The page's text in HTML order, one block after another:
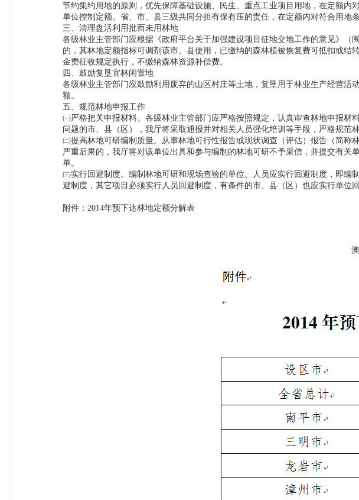
节约集约用地的原则，优先保障基础设施、民生、重点工业项目用地，在定额
单位控制定额。省、市、县三级共同分担有保有压的责任，在定额内对符合用地
三、清理盘活利用批而未用林地
各级林业主管部门应根据《政府平台关于加强建设项目征地交地工作的意见》
的，其林地定额指标可调剂该市、县使用，已缴纳的森林植被恢复费可抵扣或结
金费征收规定执行，不缴纳森林资源补偿费。
四、鼓励复垦宜林闲置地
各级林业主管部门应鼓励利用废弃的山区村庄等土地，复垦用于林业生产经营
额。
五、规范林地申报工作
㈠严格把关申报材料。各级林业主管部门应严格按照规定，认真审查林地申报
问题的市、县（区），我厅将采取通报并对相关人员强化培训等手段，严格规范林
㈡提高林地可研编制质量。从事林地可行性报告或现状调查（评估）报告（简
严重后果的，我厅将对该单位出具和参与编制的林地可研不予采信，并提交有
单。
㈢实行回避制度。编制林地可研和现场查验的单位、人员应实行回避制度，即
避制度，其它项目必须实行人员回避制度，有条件的市、县（区）也应实行单位回
附件：2014年预下达林地定额分解表